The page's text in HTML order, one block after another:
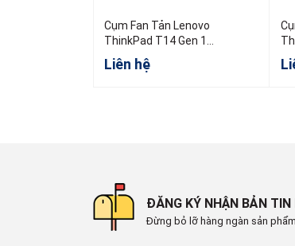
Cụm Fan Tản Lenovo
ThinkPad T14 Gen 1
5H40W36698 5H40W36699
5H40W36700
Liên hệ
ĐĂNG KÝ NHẬN BẢN TIN
Đừng bỏ lỡ hàng ngàn sản